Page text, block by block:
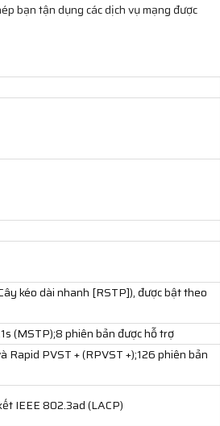
bạn tận dụng các dịch vụ mạng được
kéo dài nhanh [RSTP]), được bật theo
(MSTP);8 phiên bản được hỗ trợ
Rapid PVST + (RPVST +);126 phiên bản
IEEE 802.3ad (LACP)